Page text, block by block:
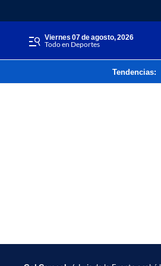
viernes 07 de agosto, 2026
Todo en Deportes
Tendencias: